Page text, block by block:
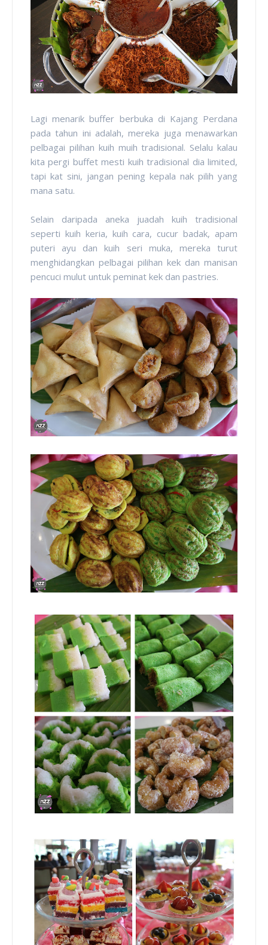
Lagi menarik buffer berbuka di Kajang Perdana
pada tahun ini adalah, mereka juga menawarkan
pelbagai pilihan kuih muih tradisional. Selalu kalau
kita pergi buffet mesti kuih tradisional dia limited,
tapi kat sini, jangan pening kepala nak pilih yang
mana satu.
Selain daripada aneka juadah kuih tradisional
seperti kuih keria, kuih cara, cucur badak, apam
puteri ayu dan kuih seri muka, mereka turut
menghidangkan pelbagai pilihan kek dan manisan
pencuci mulut untuk peminat kek dan pastries.